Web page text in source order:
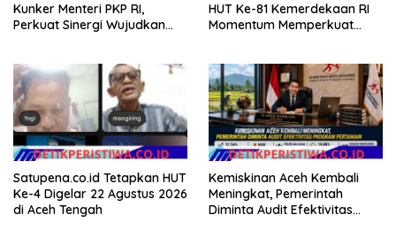
Kunker Menteri PKP RI,
Perkuat Sinergi Wujudkan
HUT Ke-81 Kemerdekaan RI
Momentum Memperkuat
Hukum Menuju Indonesia
Emas 2045
Satupena.co.id Tetapkan HUT
Ke-4 Digelar 22 Agustus 2026
di Aceh Tengah
Kemiskinan Aceh Kembali
Meningkat, Pemerintah
Diminta Audit Efektivitas